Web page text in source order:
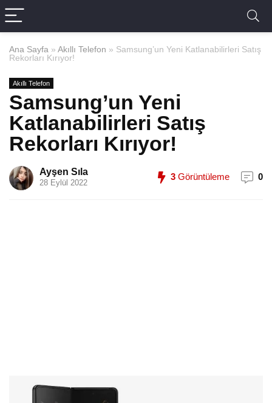
Ana Sayfa » Akıllı Telefon » Samsung’un Yeni Katlanabilirleri Satış
Rekorları Kırıyor!
Akıllı Telefon
Samsung’un Yeni
Katlanabilirleri Satış
Rekorları Kırıyor!
Ayşen Sıla
28 Eylül 2022
3 Görüntüleme 0